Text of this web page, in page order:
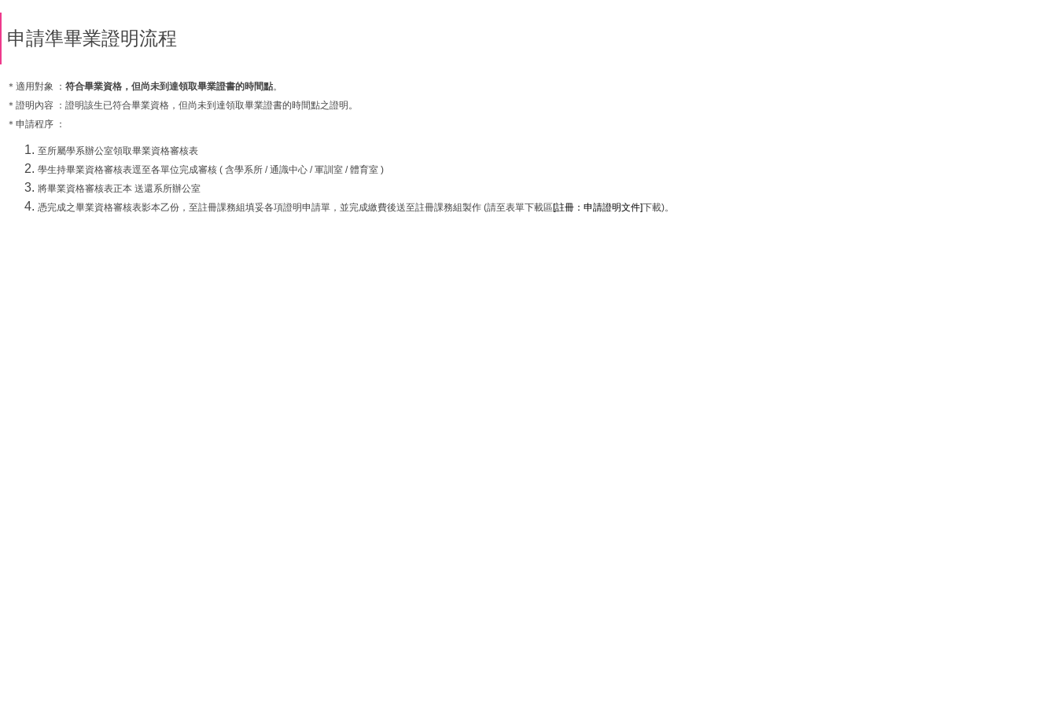
申請準畢業證明流程
＊適用對象 ： 符合畢業資格，但尚未到達領取畢業證書的時間點。
＊證明內容 ：證明該生已符合畢業資格，但尚未到達領取畢業證書的時間點之證明。
＊申請程序 ：
至所屬學系辦公室領取畢業資格審核表
學生持畢業資格審核表逕至各單位完成審核 ( 含學系所 / 通識中心 / 軍訓室 / 體育室 )
將畢業資格審核表正本 送還系所辦公室
憑完成之畢業資格審核表影本乙份，至註冊課務組填妥各項證明申請單，並完成繳費後送至註冊課務組製作 (請至表單下載區[註冊：申請證明文件]下載)。